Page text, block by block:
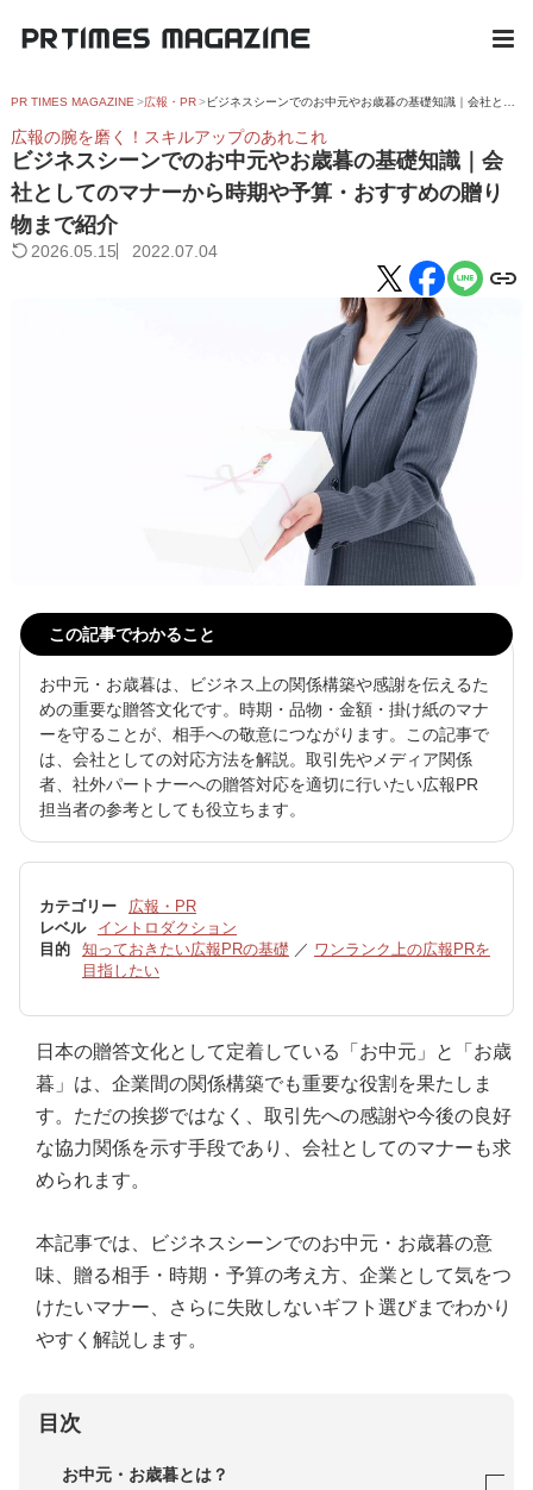
PR TIMES MAGAZINE 広報・PR
広報の腕を磨く！スキルアップのあれこれ
ビジネスシーンでのお中元やお歳暮の基礎知識｜会
社としてのマナーから時期や予算・おすすめの贈り
物まで紹介
2026.05.15 2022.07.04
この記事でわかること
お中元・お歳暮は、ビジネス上の関係構築や感謝を伝えるた
めの重要な贈答文化です。時期・品物・金額・掛け紙のマナ
ーを守ることが、相手への敬意につながります。この記事で
は、会社としての対応方法を解説。取引先やメディア関係
者、社外パートナーへの贈答対応を適切に行いたい広報PR
担当者の参考としても役立ちます。
カテゴリー
広報・PR
レベル
イントロダクション
目的
知っておきたい広報PRの基礎 ／ ワンランク上の広報PRを
目指したい
日本の贈答文化として定着している「お中元」と「お歳
暮」は、企業間の関係構築でも重要な役割を果たしま
す。ただの挨拶ではなく、取引先への感謝や今後の良好
な協力関係を示す手段であり、会社としてのマナーも求
められます。
本記事では、ビジネスシーンでのお中元・お歳暮の意
味、贈る相手・時期・予算の考え方、企業として気をつ
けたいマナー、さらに失敗しないギフト選びまでわかり
やすく解説します。
目次
お中元・お歳暮とは？